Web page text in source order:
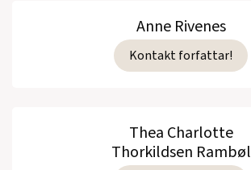
Anne Rivenes
Kontakt forfattar!
Thea Charlotte
Thorkildsen Rambøl